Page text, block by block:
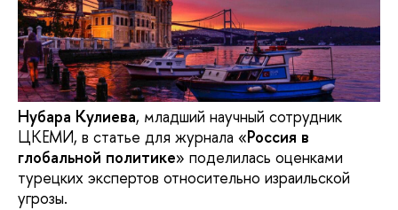
Нубара Кулиева, младший научный сотрудник
ЦКЕМИ, в статье для журнала «Россия в
глобальной политике» поделилась оценками
турецких экспертов относительно израильской
угрозы.